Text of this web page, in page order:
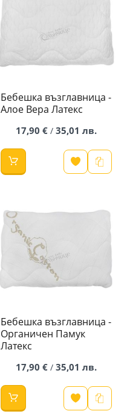
Бебешка възглавница -
Алое Вера Латекс
17,90 € / 35,01 лв.
Бебешка възглавница -
Органичен Памук
Латекс
17,90 € / 35,01 лв.